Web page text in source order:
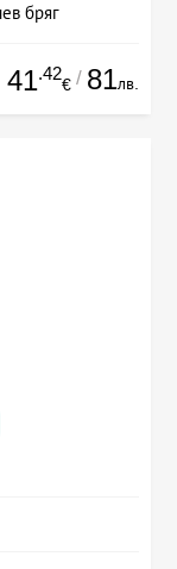
бряг
41.42
€ / 81лв.